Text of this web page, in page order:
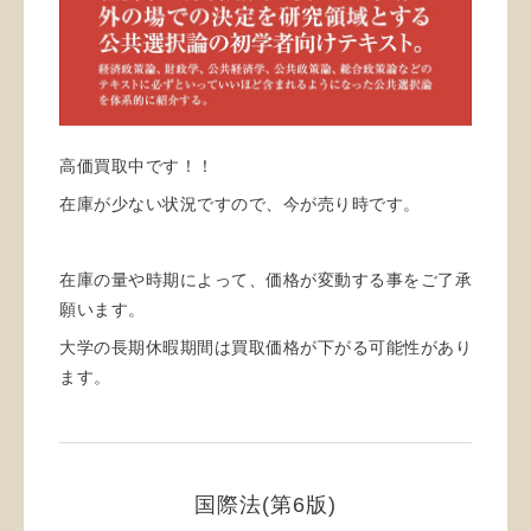
高価買取中です！！
在庫が少ない状況ですので、今が売り時です。
在庫の量や時期によって、価格が変動する事をご了承
願います。
大学の長期休暇期間は買取価格が下がる可能性があり
ます。
国際法(第6版)